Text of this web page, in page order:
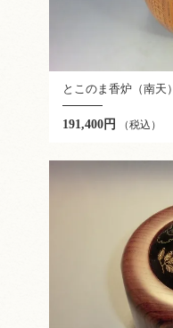
とこのま香炉（南天）
191,400円 （税込）